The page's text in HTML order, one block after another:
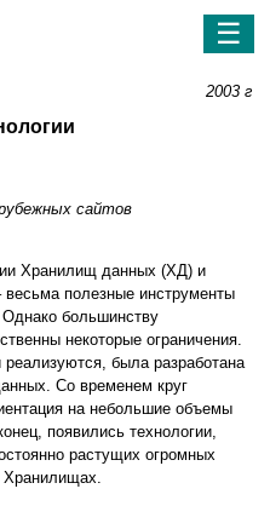
☰
2003 г
сайтов
Хранилищ данных (ХД) и
полезные инструменты
большинству
некоторые ограничения.
реализуются, была разработана
Со временем круг
на небольшие объемы
появились технологии,
растущих огромных